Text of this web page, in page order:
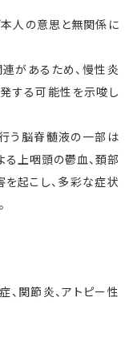
人の意思と無関係に
があるため、慢性炎
する可能性を示唆し
う脳脊髄液の一部は
る上咽頭の鬱血、頚部
起こし、多彩な症状
関節炎、アトピー性